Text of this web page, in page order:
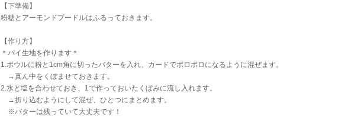
【下準備】
粉糖とアーモンドプードルはふるっておきます。
【作り方】
＊パイ生地を作ります＊
1.ボウルに粉と1cm角に切ったバターを入れ、カードでポロポロになるように混ぜます。
→真ん中をくぼませておきます。
2.水と塩を合わせておき、1で作っておいたくぼみに流し入れます。
→折り込むようにして混ぜ、ひとつにまとめます。
※バターは残っていて大丈夫です！